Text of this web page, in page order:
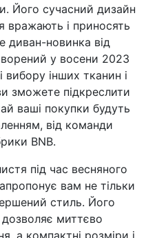
Його сучасний дизайн
вражають і приносять
диван-новинка від
у восени 2023
інших тканин і
зможете підкреслити
ваші покупки будуть
від команди
BNB.
під час весняного
вам не тільки
стиль. Його
миттєво
а компактні розміри і